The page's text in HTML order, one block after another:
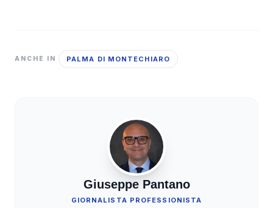
ANCHE IN PALMA DI MONTECHIARO
Giuseppe Pantano
GIORNALISTA PROFESSIONISTA